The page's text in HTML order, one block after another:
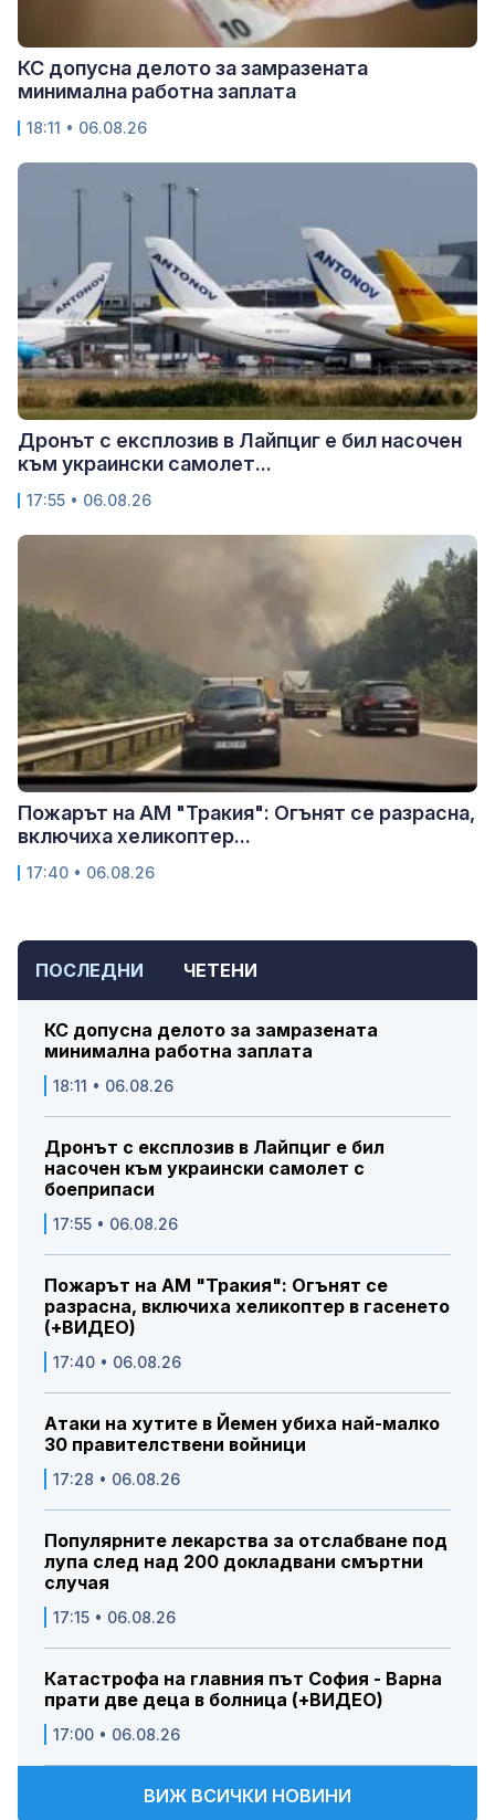
ПОСЛЕДНИ ЧЕТЕНИ
КС допусна делото за замразената
минимална работна заплата
18:11 • 06.08.26
Дронът с експлозив в Лайпциг е бил
насочен към украински самолет с
боеприпаси
17:55 • 06.08.26
Пожарът на АМ "Тракия": Огънят се
разрасна, включиха хеликоптер в гасенето
(+ВИДЕО)
17:40 • 06.08.26
Атаки на хутите в Йемен убиха най-малко
30 правителствени войници
17:28 • 06.08.26
Популярните лекарства за отслабване под
лупа след над 200 докладвани смъртни
случая
17:15 • 06.08.26
Катастрофа на главния път София - Варна
прати две деца в болница (+ВИДЕО)
17:00 • 06.08.26
ВИЖ ВСИЧКИ НОВИНИ
КС допусна делото за замразената
минимална работна заплата
18:11 • 06.08.26
Дронът с експлозив в Лайпциг е бил насочен
към украински самолет...
17:55 • 06.08.26
Пожарът на АМ "Тракия": Огънят се разрасна,
включиха хеликоптер...
17:40 • 06.08.26